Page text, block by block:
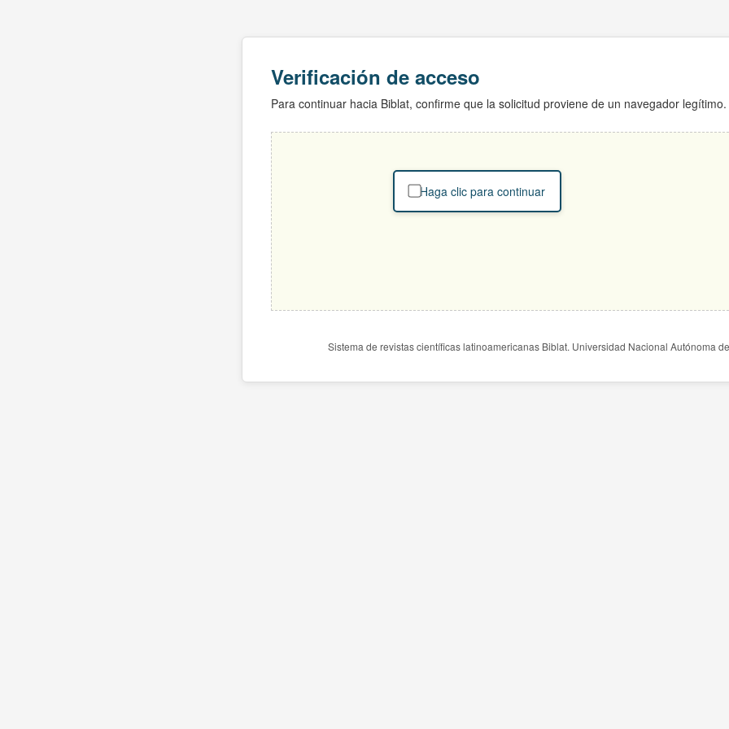
Verificación de acceso
Para continuar hacia Biblat, confirme que la solicitud proviene de un navegador legítimo.
Haga clic para continuar
Sistema de revistas científicas latinoamericanas Biblat. Universidad Nacional Autónoma